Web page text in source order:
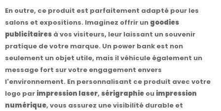
En outre, ce produit est parfaitement adapté pour les
salons et expositions. Imaginez offrir un goodies
publicitaires à vos visiteurs, leur laissant un souvenir
pratique de votre marque. Un power bank est non
seulement un objet utile, mais il véhicule également un
message fort sur votre engagement envers
l'environnement. En personnalisant ce produit avec votre
logo par impression laser, sérigraphie ou impression
numérique, vous assurez une visibilité durable et